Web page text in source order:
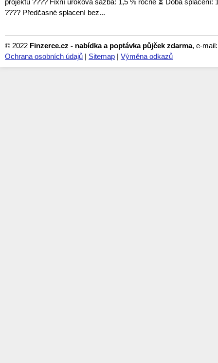
???? Předčasné splacení bez...
© 2022 Finzerce.cz - nabídka a poptávka půjček zdarma, e-
Ochrana osobních údajů | Sitemap | Výměna odkazů